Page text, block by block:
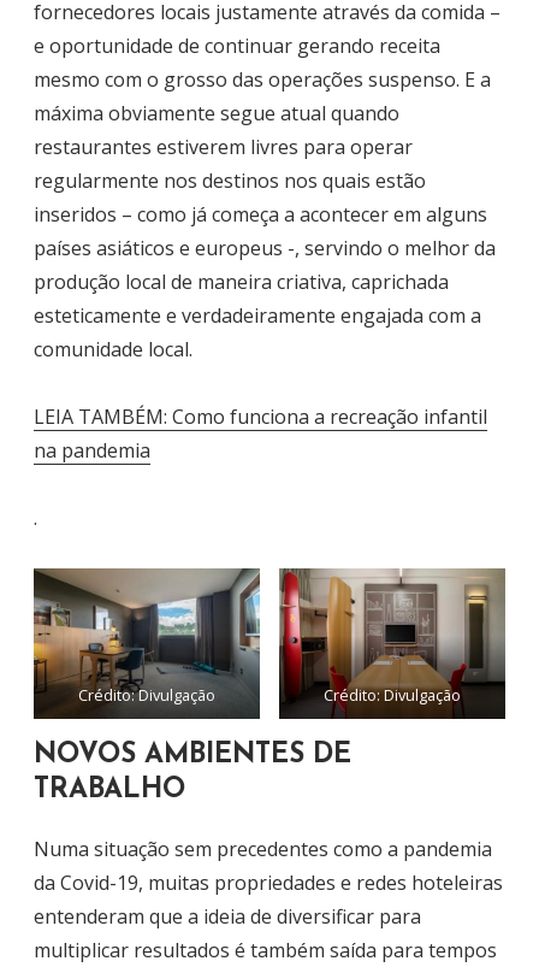
fornecedores locais justamente através da comida –
e oportunidade de continuar gerando receita
mesmo com o grosso das operações suspenso. E a
máxima obviamente segue atual quando
restaurantes estiverem livres para operar
regularmente nos destinos nos quais estão
inseridos – como já começa a acontecer em alguns
países asiáticos e europeus -, servindo o melhor da
produção local de maneira criativa, caprichada
esteticamente e verdadeiramente engajada com a
comunidade local.
LEIA TAMBÉM: Como funciona a recreação infantil
na pandemia
.
Crédito: Divulgação Crédito: Divulgação
NOVOS AMBIENTES DE
TRABALHO
Numa situação sem precedentes como a pandemia
da Covid-19, muitas propriedades e redes hoteleiras
entenderam que a ideia de diversificar para
multiplicar resultados é também saída para tempos